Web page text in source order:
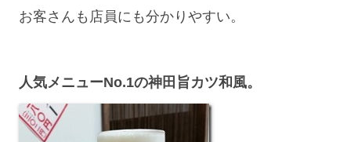
お客さんも店員にも分かりやすい。
人気メニューNo.1の神田旨カツ和風。